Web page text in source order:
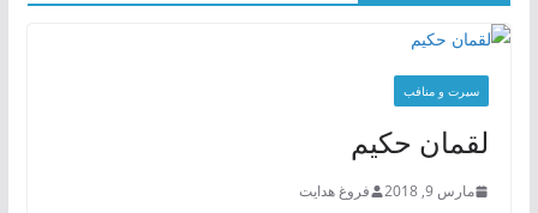
سیرت و منافب
لقمان حکیم
مارس 9, 2018 فروغ هدایت